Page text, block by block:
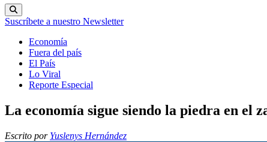
Suscríbete a nuestro Newsletter
Economía
Fuera del país
El País
Lo Viral
Reporte Especial
La economía sigue siendo la piedra en el
Escrito por Yuslenys Hernández